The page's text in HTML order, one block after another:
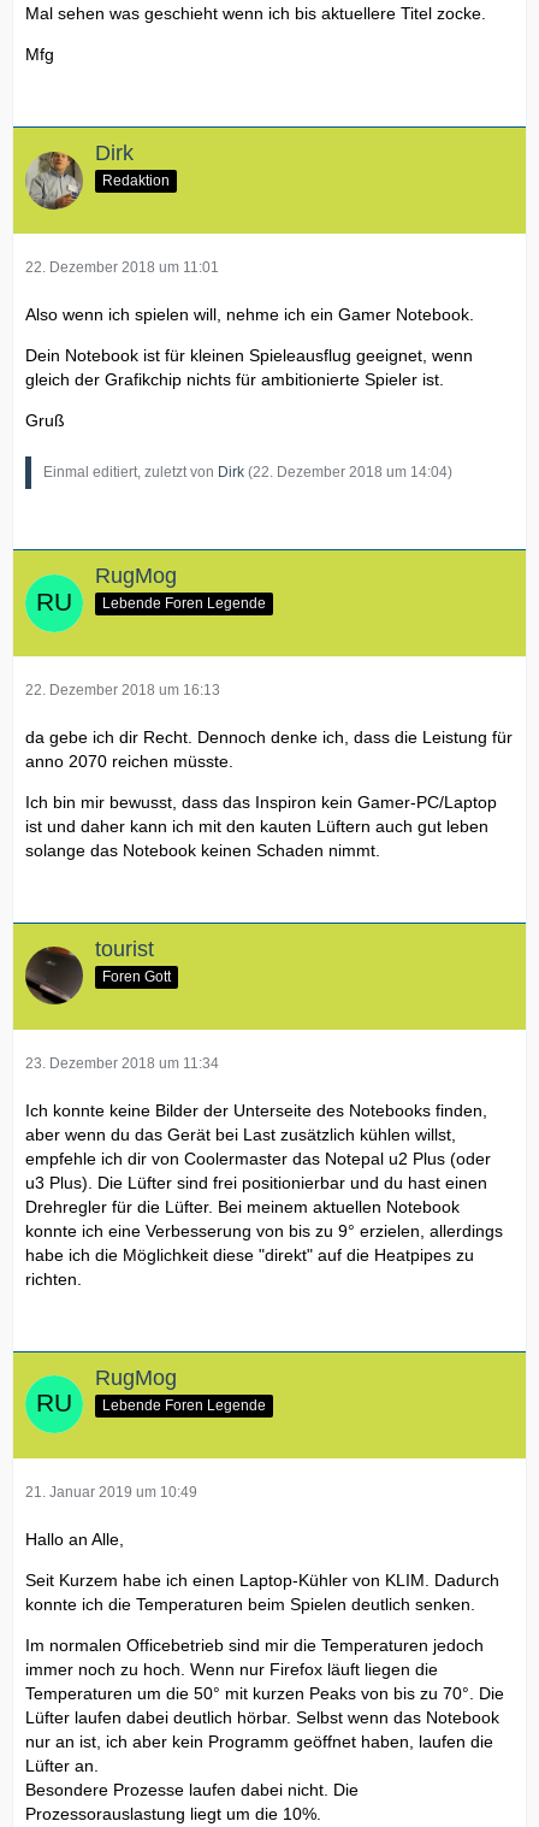
Mal sehen was geschieht wenn ich bis aktuellere Titel zocke.
Mfg
Dirk
Redaktion
22. Dezember 2018 um 11:01
Also wenn ich spielen will, nehme ich ein Gamer Notebook.
Dein Notebook ist für kleinen Spieleausflug geeignet, wenn
gleich der Grafikchip nichts für ambitionierte Spieler ist.
Gruß
Einmal editiert, zuletzt von Dirk (22. Dezember 2018 um 14:04)
RugMog
Lebende Foren Legende
22. Dezember 2018 um 16:13
da gebe ich dir Recht. Dennoch denke ich, dass die Leistung für
anno 2070 reichen müsste.
Ich bin mir bewusst, dass das Inspiron kein Gamer-PC/Laptop
ist und daher kann ich mit den kauten Lüftern auch gut leben
solange das Notebook keinen Schaden nimmt.
tourist
Foren Gott
23. Dezember 2018 um 11:34
Ich konnte keine Bilder der Unterseite des Notebooks finden,
aber wenn du das Gerät bei Last zusätzlich kühlen willst,
empfehle ich dir von Coolermaster das Notepal u2 Plus (oder
u3 Plus). Die Lüfter sind frei positionierbar und du hast einen
Drehregler für die Lüfter. Bei meinem aktuellen Notebook
konnte ich eine Verbesserung von bis zu 9° erzielen, allerdings
habe ich die Möglichkeit diese "direkt" auf die Heatpipes zu
richten.
RugMog
Lebende Foren Legende
21. Januar 2019 um 10:49
Hallo an Alle,
Seit Kurzem habe ich einen Laptop-Kühler von KLIM. Dadurch
konnte ich die Temperaturen beim Spielen deutlich senken.
Im normalen Officebetrieb sind mir die Temperaturen jedoch
immer noch zu hoch. Wenn nur Firefox läuft liegen die
Temperaturen um die 50° mit kurzen Peaks von bis zu 70°. Die
Lüfter laufen dabei deutlich hörbar. Selbst wenn das Notebook
nur an ist, ich aber kein Programm geöffnet haben, laufen die
Lüfter an.
Besondere Prozesse laufen dabei nicht. Die
Prozessorauslastung liegt um die 10%.